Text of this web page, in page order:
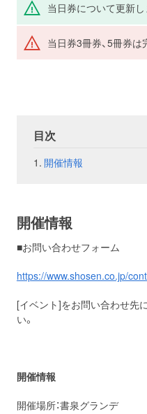
当日券について更新し
当日券3冊券、5冊券は
目次
開催情報
開催情報
■お問い合わせフォーム
https://www.shosen.co.jp/
[イベント]をお問い合わせ先
い。
開催情報
開催場所：書泉グランデ
イベント
お問い合わせ